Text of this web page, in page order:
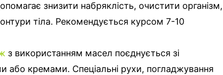
знизити набряклість, очистити організм,
тіла. Рекомендується курсом 7-10
з використанням масел поєднується зі
або кремами. Спеціальні рухи, погладжування